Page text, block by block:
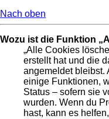
Nach oben
Wozu ist die Funktion
„Alle Cookies
erstellt hat und die
angemeldet bleibst.
einige Funktionen,
Status – sofern sie
wurden. Wenn du
hast, kann es